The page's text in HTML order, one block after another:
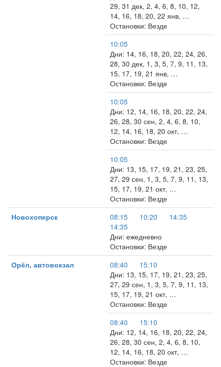
29, 31 дек, 2, 4, 6, 8, 10, 12,
14, 16, 18, 20, 22 янв, …
Остановки: Везде
10:05
Дни: 14, 16, 18, 20, 22, 24, 26,
28, 30 дек, 1, 3, 5, 7, 9, 11, 13,
15, 17, 19, 21 янв, …
Остановки: Везде
10:05
Дни: 12, 14, 16, 18, 20, 22, 24,
26, 28, 30 сен, 2, 4, 6, 8, 10,
12, 14, 16, 18, 20 окт, …
Остановки: Везде
10:05
Дни: 13, 15, 17, 19, 21, 23, 25,
27, 29 сен, 1, 3, 5, 7, 9, 11, 13,
15, 17, 19, 21 окт, …
Остановки: Везде
Новохоперск
08:15 10:20
14:35
14:35
Дни: ежедневно
Остановки: Везде
Орёл, автовокзал
08:40
15:10
Дни: 13, 15, 17, 19, 21, 23, 25,
27, 29 сен, 1, 3, 5, 7, 9, 11, 13,
15, 17, 19, 21 окт, …
Остановки: Везде
08:40
15:10
Дни: 12, 14, 16, 18, 20, 22, 24,
26, 28, 30 сен, 2, 4, 6, 8, 10,
12, 14, 16, 18, 20 окт, …
Остановки: Везде